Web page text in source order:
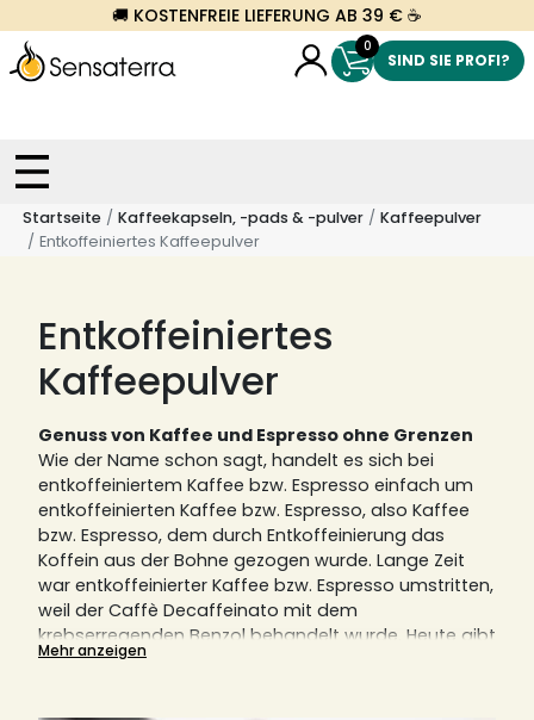
🚚 KOSTENFREIE LIEFERUNG AB 39 € ☕
0
SIND SIE PROFI?
Startseite Kaffeekapseln, -pads & -pulver
Kaffeepulver
Entkoffeiniertes Kaffeepulver
Entkoffeiniertes
Kaffeepulver
Genuss von Kaffee und Espresso ohne Grenzen
Wie der Name schon sagt, handelt es sich bei
entkoffeiniertem Kaffee bzw. Espresso einfach um
entkoffeinierten Kaffee bzw. Espresso, also Kaffee
bzw. Espresso, dem durch Entkoffeinierung das
Koffein aus der Bohne gezogen wurde. Lange Zeit
war entkoffeinierter Kaffee bzw. Espresso umstritten,
weil der Caffè Decaffeinato mit dem
krebserregenden Benzol behandelt wurde. Heute gibt
es jedoch mehrere neue Verfahren zur
Mehr anzeigen